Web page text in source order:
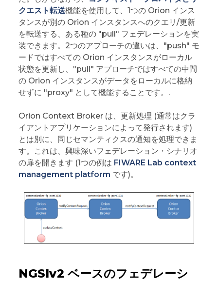
クエスト転送機能を使用して、1つの Orion インス
タンスが別の Orion インスタンスへのクエリ/更新
を転送する、ある種の "pull" フェデレーションを実
装できます。2つのアプローチの違いは、"push" モ
ードではすべての Orion インスタンスがローカル
状態を更新し、"pull" アプローチではすべての中間
の Orion インスタンスがデータをローカルに格納
せずに "proxy" として機能することです。.
Orion Context Broker は、更新処理 (通常はクラ
イアントアプリケーションによって発行されます)
とは別に、同じセマンティクスの通知を処理できま
す。これは、興味深いフェデレーション・シナリオ
の扉を開きます (1つの例は FIWARE Lab context
management platform です)。
NGSIv2 ベースのフェデレーシ